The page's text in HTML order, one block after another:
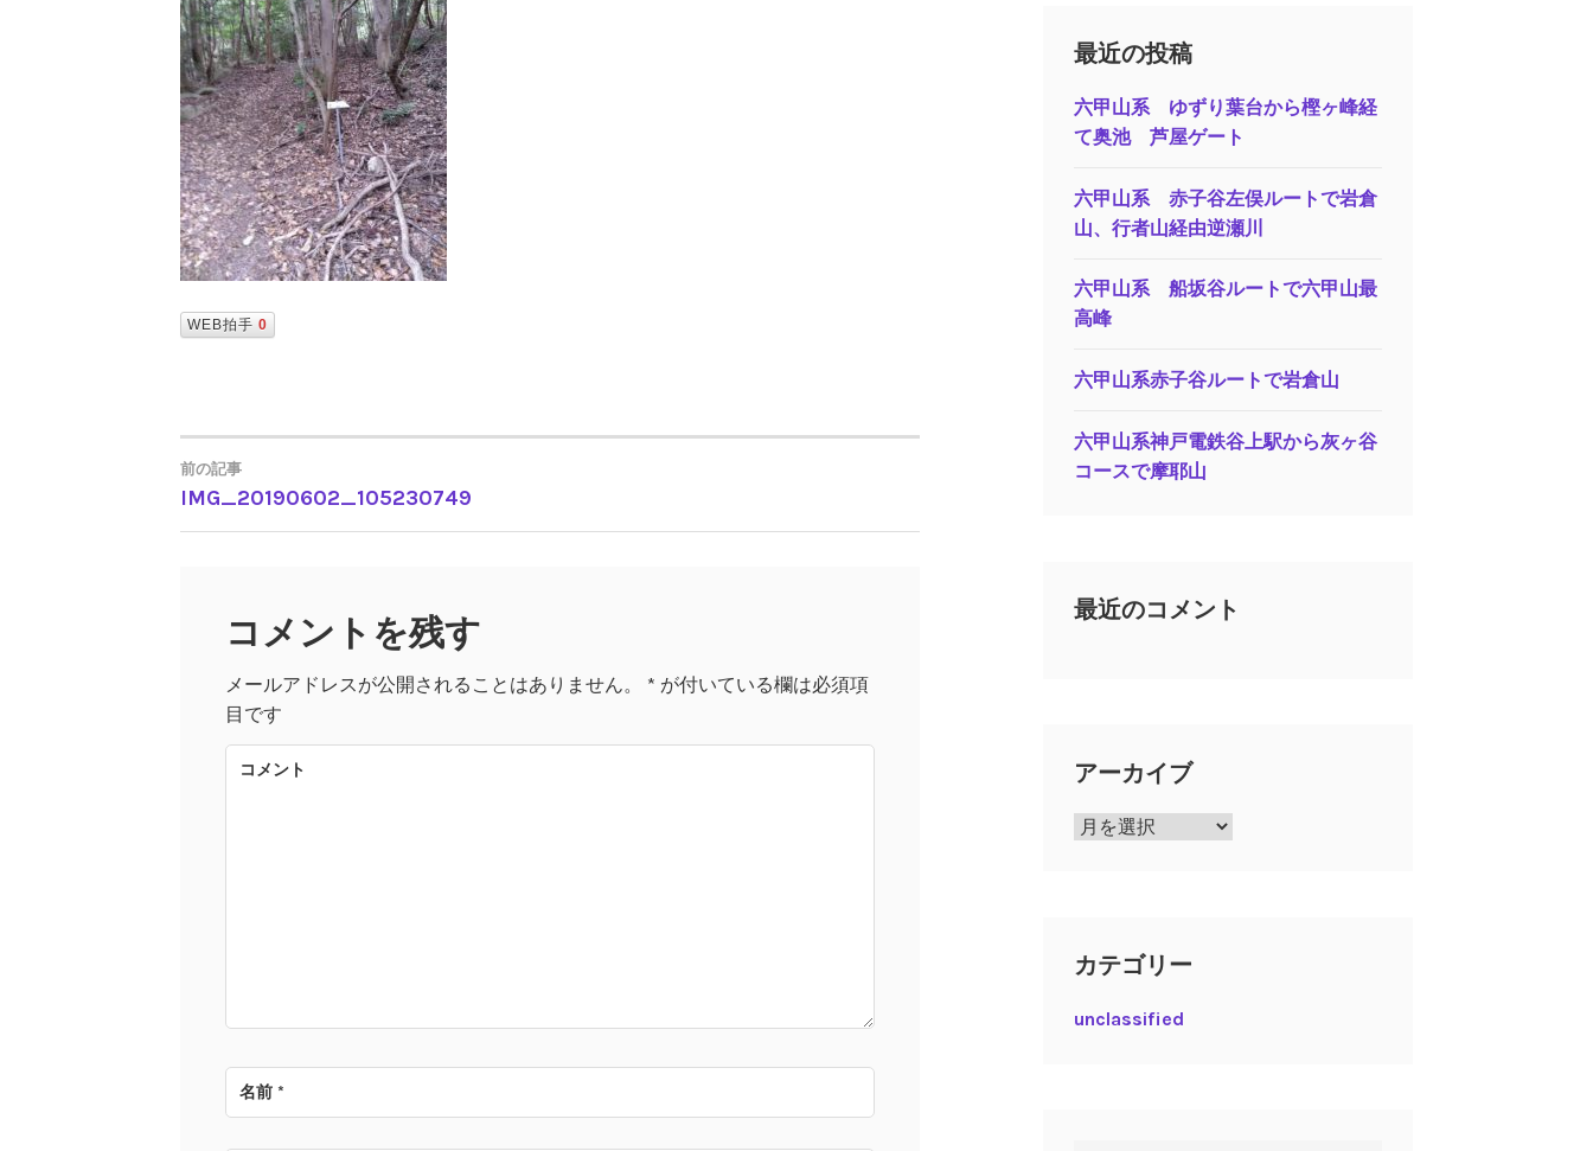
WEB拍手 0
投
前の記事
IMG_20190602_105230749
コメントを残す
メールアドレスが公開されることはありません。 * が付いている欄は必須項
目です
コメント
名前 *
最近の投稿
六甲山系 ゆずり葉台から樫ヶ峰経
て奥池 芦屋ゲート
六甲山系 赤子谷左俣ルートで岩倉
山、行者山経由逆瀬川
六甲山系 船坂谷ルートで六甲山最
高峰
六甲山系赤子谷ルートで岩倉山
六甲山系神戸電鉄谷上駅から灰ヶ谷
コースで摩耶山
最近のコメント
アーカイブ
ア
カテゴリー
unclassified